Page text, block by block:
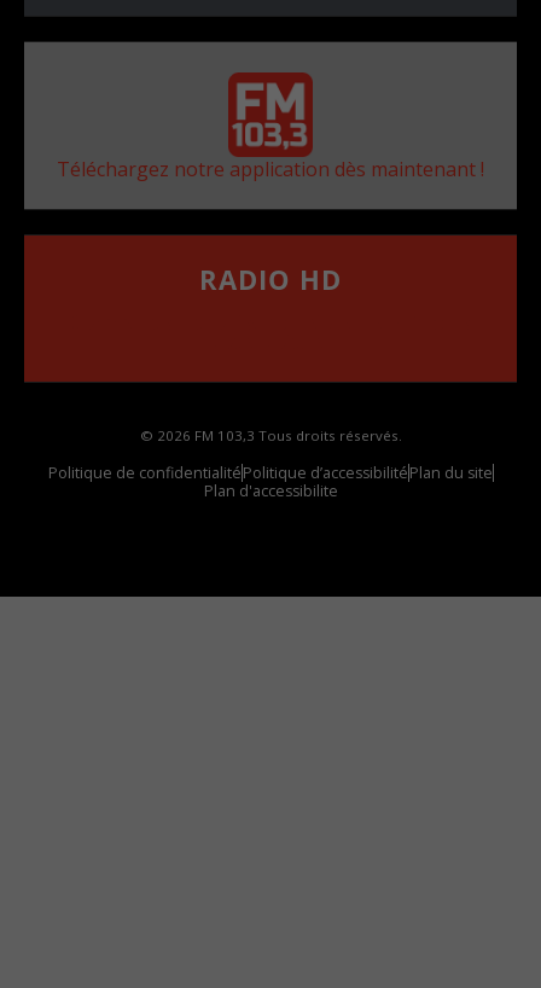
Téléchargez notre application dès maintenant !
RADIO HD
© 2026 FM 103,3 Tous droits réservés.
Politique de confidentialitéPolitique d’accessibilitéPlan du site
Plan d'accessibilite